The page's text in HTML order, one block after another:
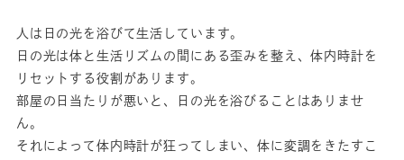
人は日の光を浴びて生活しています。
日の光は体と生活リズムの間にある歪みを整え、体内時計を
リセットする役割があります。
部屋の日当たりが悪いと、日の光を浴びることはありませ
ん。
それによって体内時計が狂ってしまい、体に変調をきたすこ